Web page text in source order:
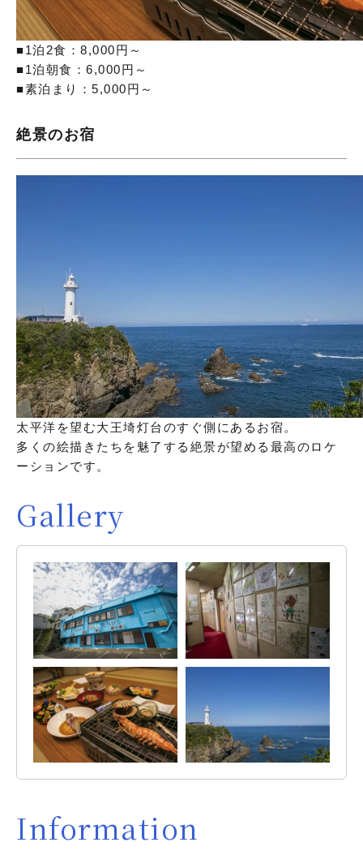
■1泊2食：8,000円～
■1泊朝食：6,000円～
■素泊まり：5,000円～
絶景のお宿
太平洋を望む大王埼灯台のすぐ側にあるお宿。
多くの絵描きたちを魅了する絶景が望める最高のロケ
ーションです。
Gallery
Information